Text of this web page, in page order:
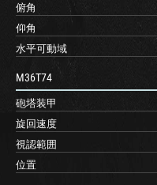
俯角
仰角
水平可動域
M36T74
砲塔装甲
旋回速度
視認範囲
位置